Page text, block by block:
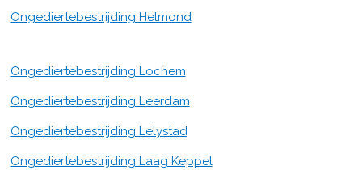
Ongediertebestrijding Helmond
Ongediertebestrijding Lochem
Ongediertebestrijding Leerdam
Ongediertebestrijding Lelystad
Ongediertebestrijding Laag Keppel